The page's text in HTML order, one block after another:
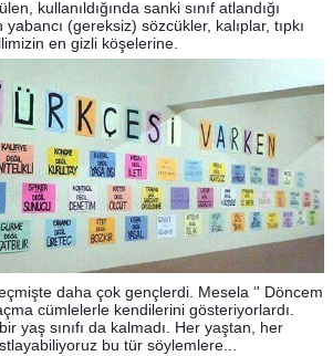
kullanıldığında sanki sınıf atlandığı
(gereksiz) sözcükler, kalıplar, tıpkı
en gizli köşelerine.
daha çok gençlerdi. Mesela ‘' Döncem
cümlelerle kendilerini gösteriyorlardı.
yaş sınıfı da kalmadı. Her yaştan, her
bu tür söylemlere...